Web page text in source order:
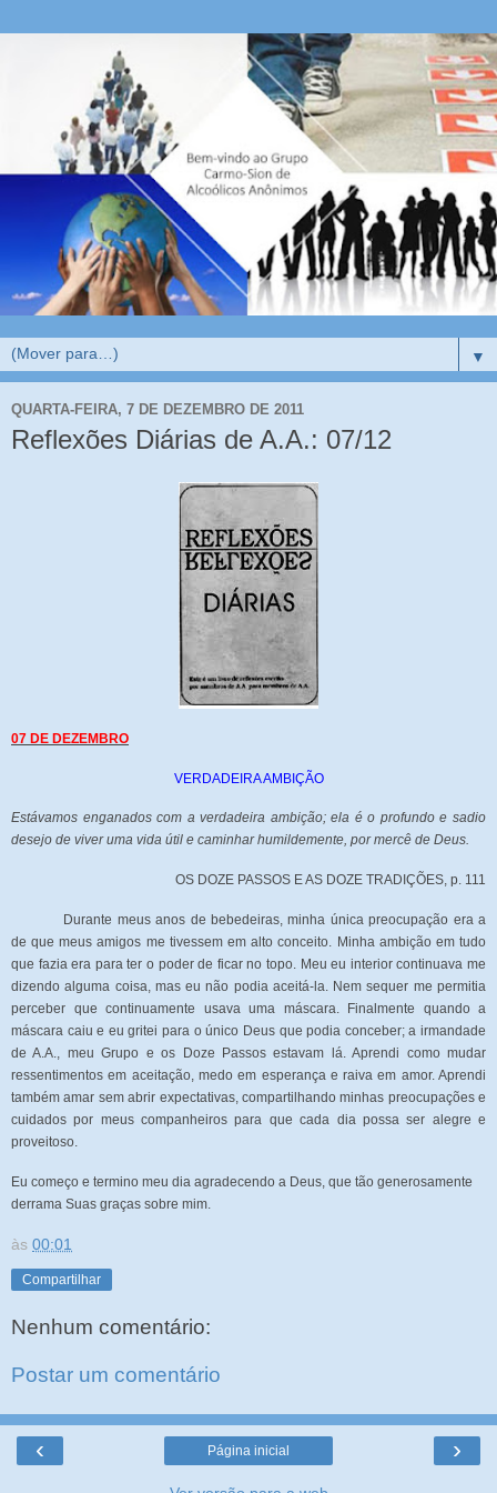
▼
QUARTA-FEIRA, 7 DE DEZEMBRO DE 2011
Reflexões Diárias de A.A.: 07/12
07 DE DEZEMBRO
VERDADEIRA AMBIÇÃO
Estávamos enganados com a verdadeira ambição; ela é o profundo e sadio
desejo de viver uma vida útil e caminhar humildemente, por mercê de Deus.
OS DOZE PASSOS E AS DOZE TRADIÇÕES, p. 111
Durante meus anos de bebedeiras, minha única preocupação era a
de que meus amigos me tivessem em alto conceito. Minha ambição em tudo
que fazia era para ter o poder de ficar no topo. Meu eu interior continuava me
dizendo alguma coisa, mas eu não podia aceitá-la. Nem sequer me permitia
perceber que continuamente usava uma máscara. Finalmente quando a
máscara caiu e eu gritei para o único Deus que podia conceber; a irmandade
de A.A., meu Grupo e os Doze Passos estavam lá. Aprendi como mudar
ressentimentos em aceitação, medo em esperança e raiva em amor. Aprendi
também amar sem abrir expectativas, compartilhando minhas preocupações e
cuidados por meus companheiros para que cada dia possa ser alegre e
proveitoso.
Eu começo e termino meu dia agradecendo a Deus, que tão generosamente
derrama Suas graças sobre mim.
às 00:01
Compartilhar
Nenhum comentário:
Postar um comentário
‹ ›
Página inicial